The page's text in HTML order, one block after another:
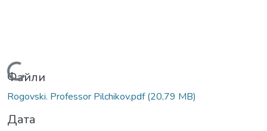
Вантажиться...
Файли
Rogovski. Professor Pilchikov.pdf(20,79 MB)
Дата